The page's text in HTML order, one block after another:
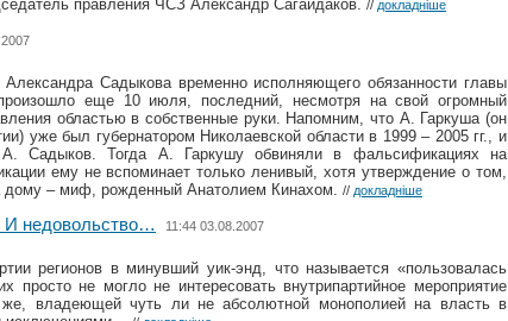
правления ЧСЗ Александр Сагайдаков. // докладніше
Садыкова временно исполняющего обязанности главы
еще 10 июля, последний, несмотря на свой огромный
областью в собственные руки. Напомним, что А. Гаркуша (он
уже был губернатором Николаевской области в 1999 – 2005 гг., и
Садыков. Тогда А. Гаркушу обвиняли в фальсификациях на
ему не вспоминает только ленивый, хотя утверждение о том,
дому – миф, рожденный Анатолием Кинахом. // докладніше
И недовольство… 11:44 03.08.2007
регионов в минувший уик-энд, что называется «пользовалась
не могло не интересовать внутрипартийное мероприятие
же, владеющей чуть ли не абсолютной монополией на власть в